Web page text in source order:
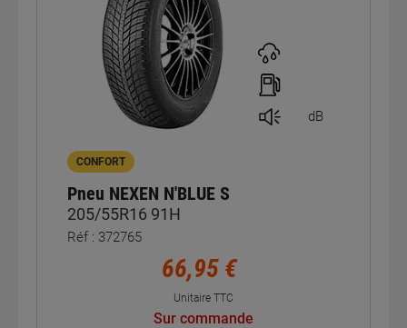
dB
CONFORT
Pneu NEXEN N'BLUE S
205/55R16 91H
Réf : 372765
66,95 €
Unitaire TTC
Sur commande